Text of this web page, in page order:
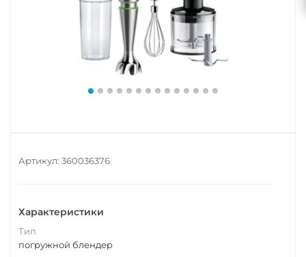
Артикул: 360036376
Характеристики
Тип
погружной блендер